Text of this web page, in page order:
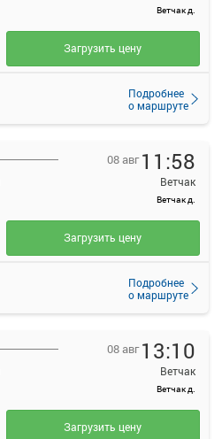
Ветчак д.
Подробнее
о маршруте
Загрузить цену
08 авг 11:58
Ветчак
Ветчак д.
Подробнее
о маршруте
Загрузить цену
08 авг 13:10
Ветчак
Ветчак д.
Загрузить цену